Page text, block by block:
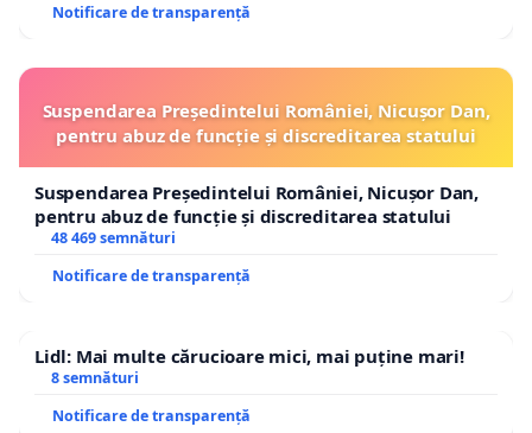
Notificare de transparență
Suspendarea Președintelui României, Nicușor Dan,
pentru abuz de funcție și discreditarea statului
Suspendarea Președintelui României, Nicușor Dan,
pentru abuz de funcție și discreditarea statului
48 469 semnături
Notificare de transparență
Lidl: Mai multe cărucioare mici, mai puține mari!
8 semnături
Notificare de transparență